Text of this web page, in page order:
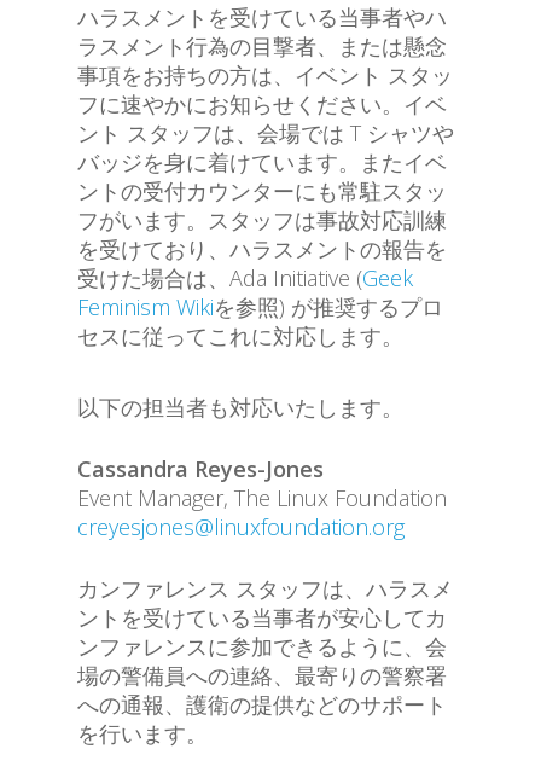
ハラスメントを受けている当事者やハ
ラスメント行為の目撃者、または懸念
事項をお持ちの方は、イベント スタッ
フに速やかにお知らせください。イベ
ント スタッフは、会場では T シャツや
バッジを身に着けています。またイベ
ントの受付カウンターにも常駐スタッ
フがいます。スタッフは事故対応訓練
を受けており、ハラスメントの報告を
受けた場合は、Ada Initiative (Geek
Feminism Wikiを参照) が推奨するプロ
セスに従ってこれに対応します。
以下の担当者も対応いたします。
Cassandra Reyes-Jones
Event Manager, The Linux Foundation
creyesjones@linuxfoundation.org
カンファレンス スタッフは、ハラスメ
ントを受けている当事者が安心してカ
ンファレンスに参加できるように、会
場の警備員への連絡、最寄りの警察署
への通報、護衛の提供などのサポート
を行います。